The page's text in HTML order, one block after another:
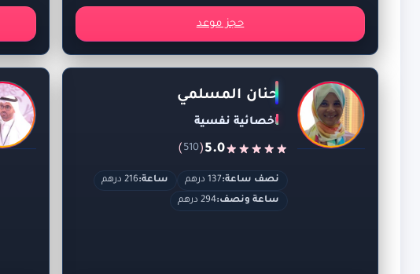
حجز موعد
حنان المسلمي
اخصائية نفسية
5.0
(
510
)
نصف ساعة:137 درهم ساعة:216 درهم
ساعة ونصف:294 درهم